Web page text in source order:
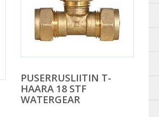
PUSERRUSLIITIN T-
HAARA 18 STF
WATERGEAR